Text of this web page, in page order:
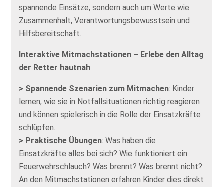
spannende Einsätze, sondern auch um Werte wie
Zusammenhalt, Verantwortungsbewusstsein und
Hilfsbereitschaft.
Interaktive Mitmachstationen – Erlebe den Alltag
der Retter hautnah
> Spannende Szenarien zum Mitmachen: Kinder
lernen, wie sie in Notfallsituationen richtig reagieren
und können spielerisch in die Rolle der Einsatzkräfte
schlüpfen.
> Praktische Übungen: Was haben die
Einsatzkräfte alles bei sich? Wie funktioniert ein
Feuerwehrschlauch? Was brennt? Was brennt nicht?
An den Mitmachstationen erfahren Kinder dies direkt